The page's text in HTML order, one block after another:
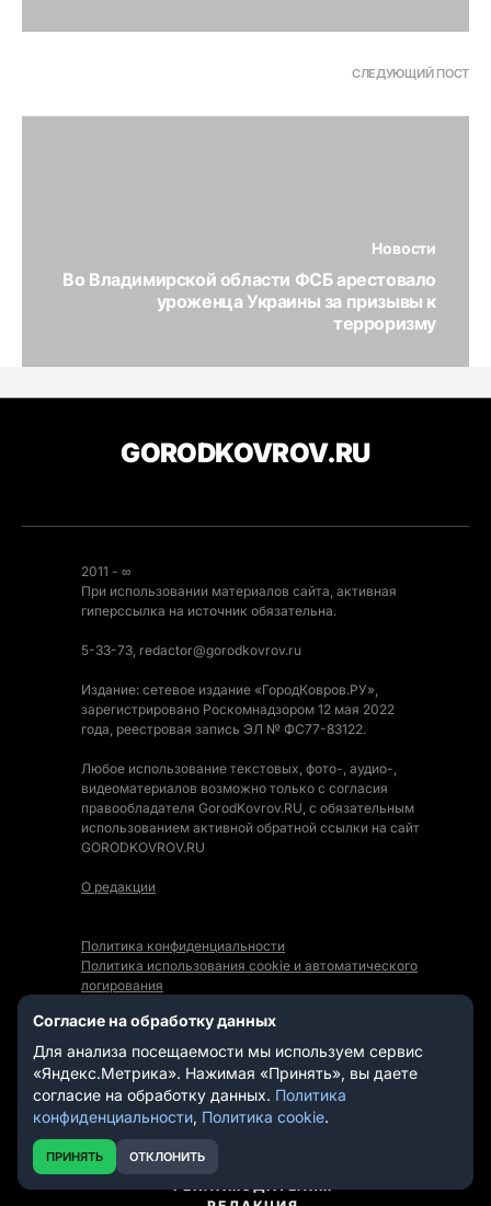
СЛЕДУЮЩИЙ ПОСТ
Новости
Во Владимирской области ФСБ арестовало
уроженца Украины за призывы к
терроризму
GORODKOVROV.RU
2011 - ∞
При использовании материалов сайта, активная
гиперссылка на источник обязательна.
5-33-73, redactor@gorodkovrov.ru
Издание: сетевое издание «ГородКовров.РУ»,
зарегистрировано Роскомнадзором 12 мая 2022
года, реестровая запись ЭЛ № ФС77-83122.
Любое использование текстовых, фото-, аудио-,
видеоматериалов возможно только с согласия
правообладателя GorodKovrov.RU, с обязательным
использованием активной обратной ссылки на сайт
GORODKOVROV.RU
О редакции
Политика конфиденциальности
Политика использования cookie и автоматического
логирования
Мы в социальных сетях:
СТАТЬИ
НОВОСТИ
РЕКЛАМОДАТЕЛЯМ
Согласие на обработку данных
Для анализа посещаемости мы используем сервис
«Яндекс.Метрика». Нажимая «Принять», вы даете
согласие на обработку данных. Политика
конфиденциальности, Политика cookie.
ПРИНЯТЬ ОТКЛОНИТЬ